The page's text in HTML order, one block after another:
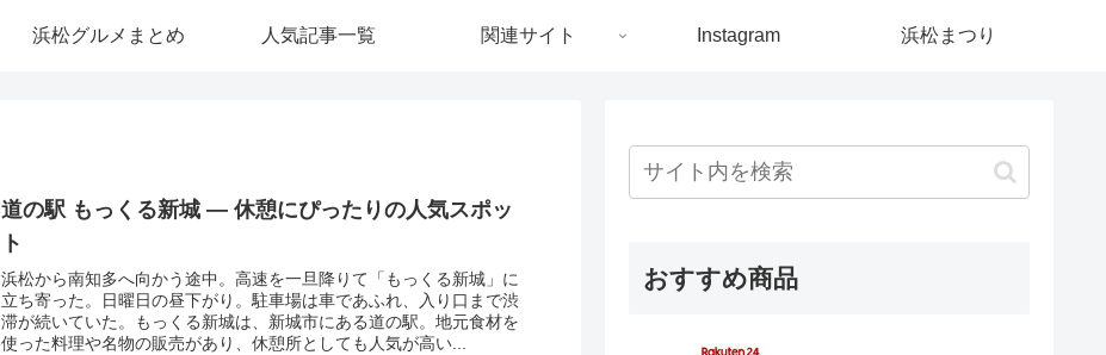
浜松グルメまとめ 人気記事一覧 関連サイト Instagram 浜松まつり
道の駅 もっくる新城 ― 休憩にぴったりの人気スポッ
ト
浜松から南知多へ向かう途中。高速を一旦降りて「もっくる新城」に
立ち寄った。日曜日の昼下がり。駐車場は車であふれ、入り口まで渋
滞が続いていた。もっくる新城は、新城市にある道の駅。地元食材を
使った料理や名物の販売があり、休憩所としても人気が高い...
おすすめ商品